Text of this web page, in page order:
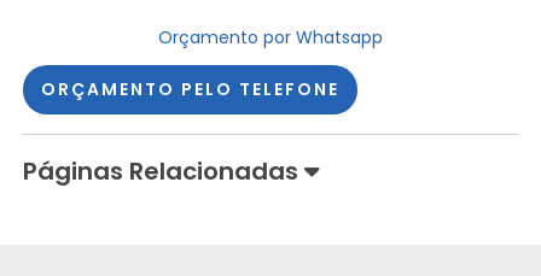
Orçamento por Whatsapp
ORÇAMENTO PELO TELEFONE
Páginas Relacionadas